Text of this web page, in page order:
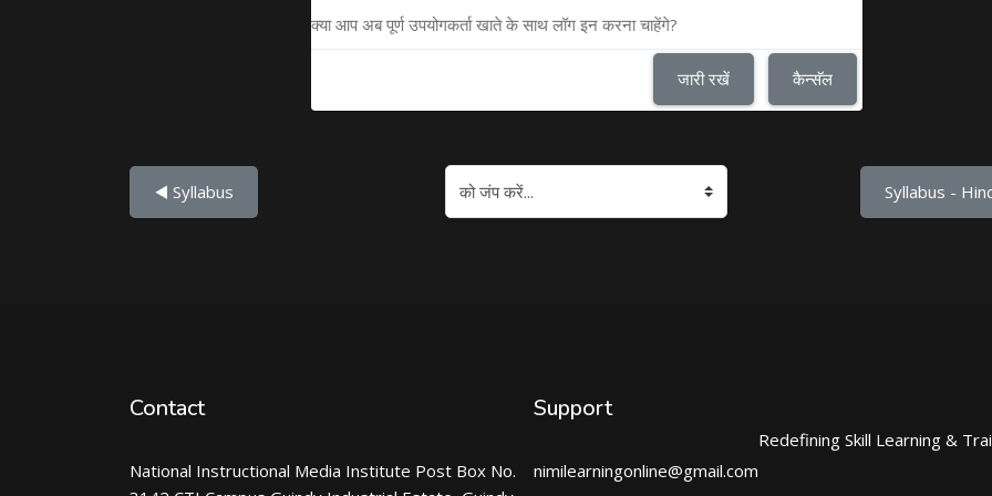
क्या आप अब पूर्ण उपयोगकर्ता खाते के साथ लॉग इन करना चाहेंगे?
जारी रखें कैन्सॅल
◀︎ Syllabus को जंप करें... Syllabus -
Contact
National Instructional Media Institute Post Box No.
Support
nimilearningonline@gmail.com
Redefining Skill Learning &